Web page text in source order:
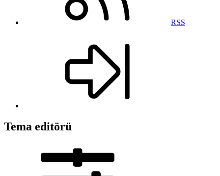
RSS
Tema editörü